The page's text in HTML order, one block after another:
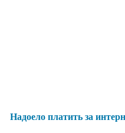
Надоело платить за